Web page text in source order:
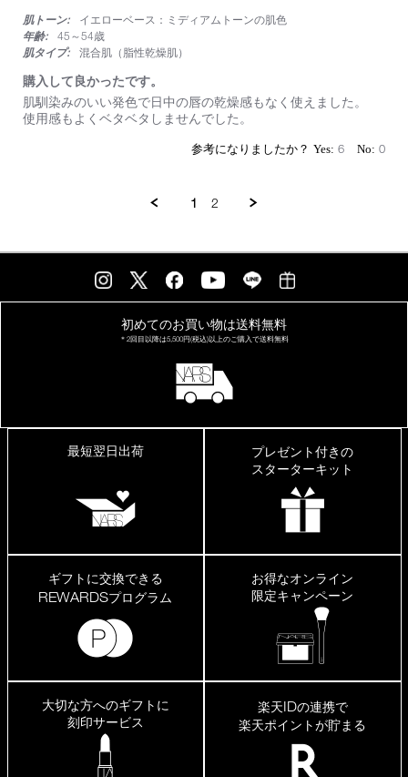
rating
肌トーン:
イエローベース：ミディアムトーンの肌色
年齢:
45～54歳
肌タイプ:
混合肌（脂性乾燥肌）
購入して良かったです。
Review
by
review
stating
で
肌馴染みのいい発色で日中の唇の乾燥感もなく使えました。
使用感もよくベタベタしませんでした。
6 0
1 2
初めてのお買い物は送料無料
＊2回目以降は5,500円(税込)以上のご購入で送料無料
最短翌日出荷
プレゼント付きの
スターターキット
ギフトに交換できる
REWARDSプログラム
お得なオンライン
限定キャンペーン
大切な方へのギフトに
刻印サービス
楽天IDの連携で
楽天ポイントが貯まる